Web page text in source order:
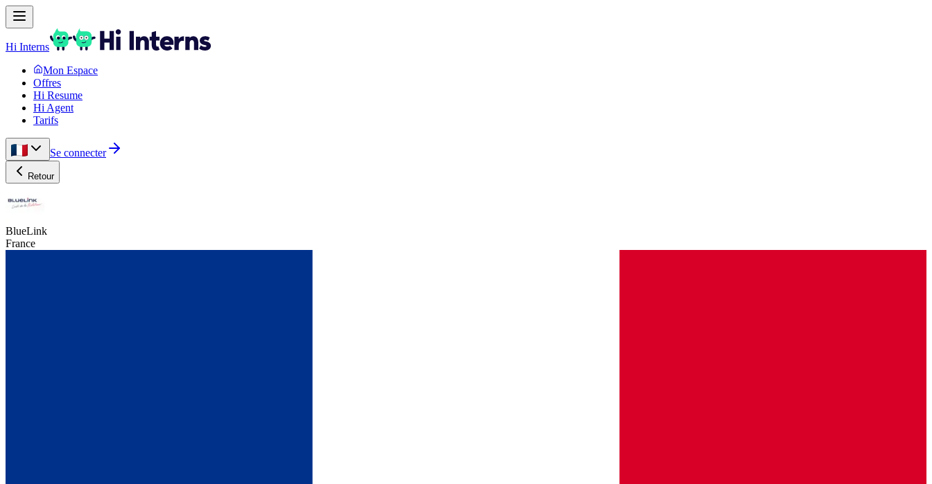
Hi Interns
Mon Espace
Offres
Hi Resume
Hi Agent
Tarifs
Se connecter
Retour
BlueLink
France